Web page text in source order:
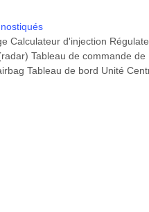
Calculateur d'injection
Tableau de commande de
Tableau de bord Unité